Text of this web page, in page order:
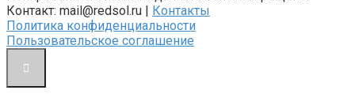
Контакт: mail@redsol.ru | Контакты
Политика конфиденциальности
Пользовательское соглашение